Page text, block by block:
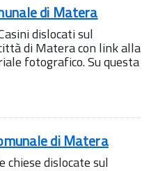
di Matera
dislocati sul
di Matera con link alla
fotografico. Su questa
di Matera
chiese dislocate sul